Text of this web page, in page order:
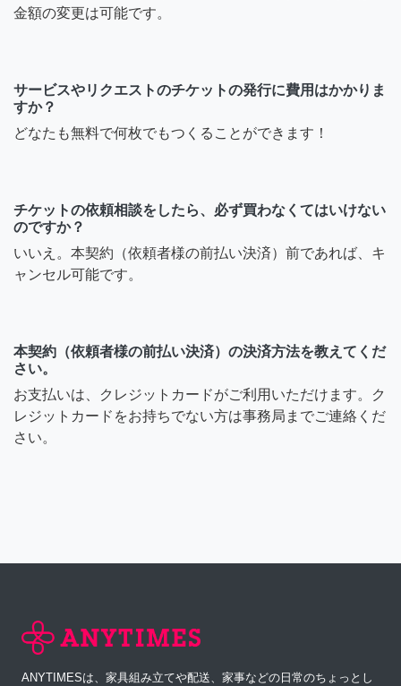
金額の変更は可能です。
サービスやリクエストのチケットの発行に費用はかかりま
すか？
どなたも無料で何枚でもつくることができます！
チケットの依頼相談をしたら、必ず買わなくてはいけない
のですか？
いいえ。本契約（依頼者様の前払い決済）前であれば、キ
ャンセル可能です。
本契約（依頼者様の前払い決済）の決済方法を教えてくだ
さい。
お支払いは、クレジットカードがご利用いただけます。ク
レジットカードをお持ちでない方は事務局までご連絡くだ
さい。
ANYTIMESは、家具組み立てや配送、家事などの日常のちょっとし